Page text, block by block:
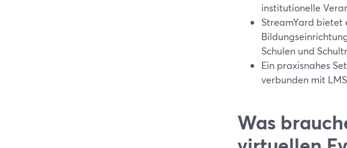
institutionelle
StreamYard bietet
Schulen und
Ein praxisnahes
verbunden mit
Was